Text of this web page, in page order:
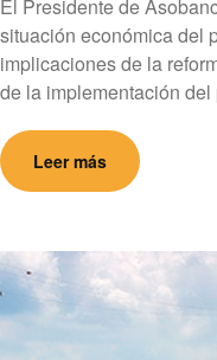
El Presidente de
situación económica del
implicaciones de la
de la implementación del
Leer más